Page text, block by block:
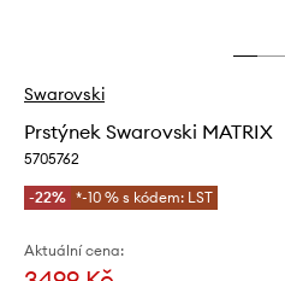
Swarovski
Prstýnek Swarovski MATRIX
5705762
-22% *-10 % s kódem: LST
Aktuální cena: